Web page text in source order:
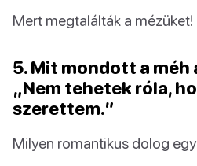
Mert megtalálták a mézüket!
5. Mit mondott a
„Nem tehetek róla,
szerettem.”
Milyen romantikus dolog